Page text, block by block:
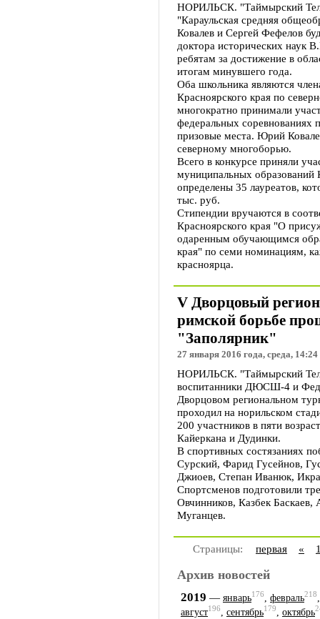
НОРИЛЬСК. "Таймырский
"Караульская средняя
Ковалев и Сергей Фефелов
доктора исторических наук
ребятам за достижение в
итогам минувшего года.
Оба школьника являются
Красноярского края по
многократно принимали
федеральных соревнованиях
призовые места. Юрий
северному многоборью.
Всего в конкурсе приняли
муниципальных образований
определены 35 лауреатов,
тыс. руб.
Стипендии вручаются в
Красноярского края "О
одаренным обучающимся
края" по семи номинациям,
красноярца.
V Дворцовый
римской борьбе
"Заполярник"
27 января 2016 года, среда, 14:24
НОРИЛЬСК. "Таймырский
воспитанники ДЮСШ-4 и
Дворцовом региональном
проходил на норильском
200 участников в пяти
Кайеркана и Дудинки.
В спортивных состязаниях
Сурский, Фарид Гусейнов,
Джиоев, Степан Иванюк,
Спортсменов подготовили
Овчинников, Казбек
Муганцев.
Страницы: первая «
Архив новостей
2019 — январь176 февраль218
август196, сентябрь179, октябрь